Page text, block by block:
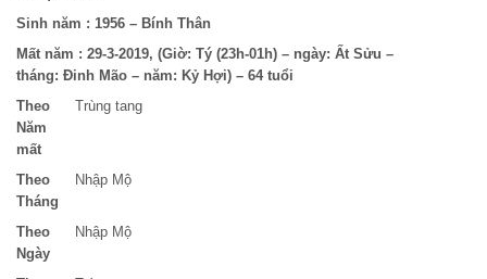
Sinh năm : 1956 – Bính Thân
Mất năm : 29-3-2019, (Giờ: Tý (23h-01h) – ngày: Ất Sửu –
tháng: Đinh Mão – năm: Kỷ Hợi) – 64 tuổi
Theo
Năm
mất
Trùng tang
Theo
Tháng
Nhập Mộ
Theo
Ngày
Nhập Mộ